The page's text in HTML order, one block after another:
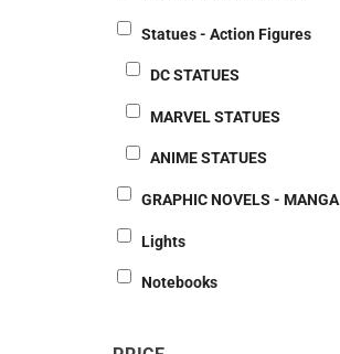
Statues - Action Figures
DC STATUES
MARVEL STATUES
ANIME STATUES
GRAPHIC NOVELS - MANGA
Lights
Notebooks